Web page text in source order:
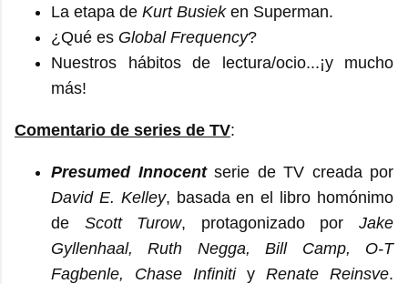
La etapa de Kurt Busieken Superman.
¿Qué es Global Frequency?
Nuestros hábitos de lectura/ocio...¡y mucho
más!
Comentario de series de TV:
Presumed Innocentserie de TV creada por
David E. Kelley, basada en el libro homónimo
de Scott Turow, protagonizado porJake
Gyllenhaal, Ruth Negga, Bill Camp, O-T
Fagbenle, Chase Infinitiy Renate Reinsve.